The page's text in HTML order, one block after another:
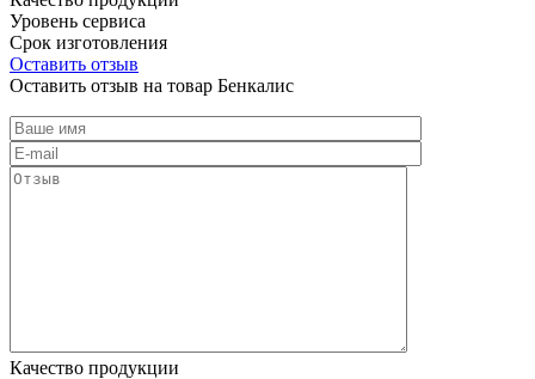
Уровень сервиса
Срок изготовления
Оставить отзыв
Оставить отзыв на товар Бенкалис
Качество продукции